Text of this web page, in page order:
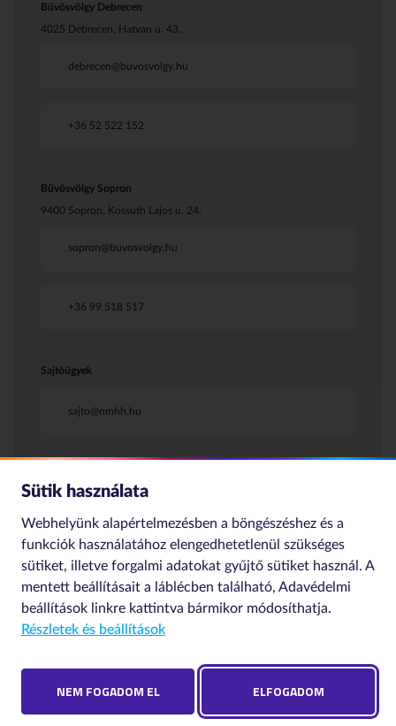
Bűvösvölgy Debrecen
4025 Debrecen, Hatvan u. 43.
debrecen@buvosvolgy.hu
+36 52 522 152
Bűvösvölgy Sopron
9400 Sopron, Kossuth Lajos u. 24.
sopron@buvosvolgy.hu
+36 99 518 517
Sajtóügyek
sajto@nmhh.hu
© 2020 NMHH Minden jog
fenntartva | Tárhelyszolgáltató:
NMHH
Impresszum Szerzői jogok
Adatkezelési nyilatkozat
Sütik használata
Webhelyünk alapértelmezésben a böngészéshez és a
funkciók használatához elengedhetetlenül szükséges
sütiket, illetve forgalmi adatokat gyűjtő sütiket használ. A
mentett beállításait a láblécben található, Adavédelmi
beállítások linkre kattintva bármikor módosíthatja.
Részletek és beállítások
NEM FOGADOM EL ELFOGADOM